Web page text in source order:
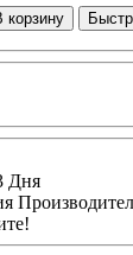
корзину
Дня